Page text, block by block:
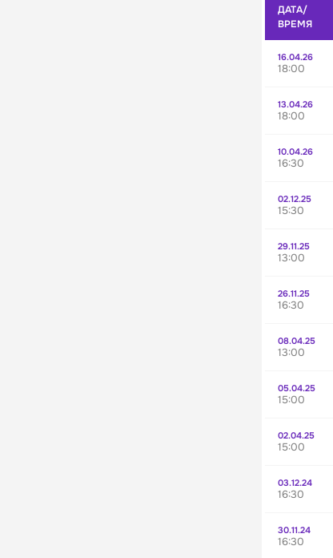
ДАТА/
ВРЕМЯ
16.04.26
18:00
13.04.26
18:00
10.04.26
16:30
02.12.25
15:30
29.11.25
13:00
26.11.25
16:30
08.04.25
13:00
05.04.25
15:00
02.04.25
15:00
03.12.24
16:30
30.11.24
16:30